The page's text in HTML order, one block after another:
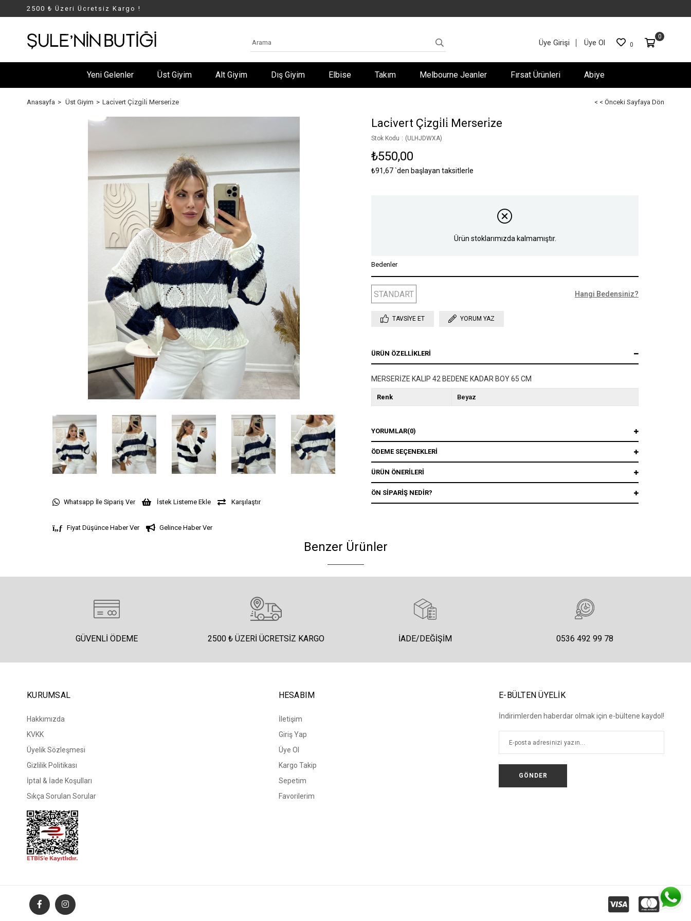
2500 ₺ Üzeri Ücretsiz Kargo !
0
0
Üye Girişi Üye Ol
Yeni Gelenler Üst Giyim Alt Giyim Dış Giyim Elbise Takım Melbourne Jeanler Fırsat Ürünleri Abiye
Anasayfa Üst Giyim Laci̇vert Çi̇zgi̇li̇ Merseri̇ze < < Önceki Sayfaya Dön
Whatsapp İle Sipariş Ver İstek Listeme Ekle Karşılaştır
Fiyat Düşünce Haber Ver Gelince Haber Ver
Laci̇vert Çi̇zgi̇li̇ Merseri̇ze
Stok Kodu (ULHJDWXA)
₺550,00
₺91,67`den başlayan taksitlerle
Ürün stoklarımızda kalmamıştır.
Bedenler
STANDART Hangi Bedensiniz?
TAVSIYE ET YORUM YAZ
ÜRÜN ÖZELLIKLERI
MERSERİZE KALIP 42 BEDENE KADAR BOY 65 CM
Renk Beyaz
YORUMLAR(0)
ÖDEME SEÇENEKLERI
ÜRÜN ÖNERILERI
ÖN SIPARIŞ NEDIR?
Benzer Ürünler
GÜVENLI ÖDEME 2500 ₺ ÜZERI ÜCRETSIZ KARGO İADE/DEĞIŞIM 0536 492 99 78
KURUMSAL
Hakkımızda
KVKK
Üyelik Sözleşmesi
Gizlilik Politikası
İptal & İade Koşulları
Sıkça Sorulan Sorular
HESABIM
İletişim
Giriş Yap
Üye Ol
Kargo Takip
Sepetim
Favorilerim
E-BÜLTEN ÜYELİK
İndirimlerden haberdar olmak için e-bültene kaydol!
GÖNDER